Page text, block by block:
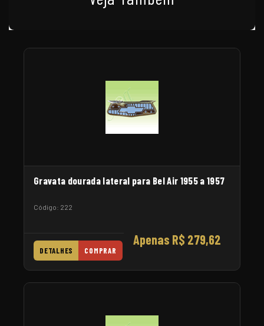
Gravata dourada lateral para Bel Air 1955 a 1957
Código: 222
Apenas R$ 279,62
DETALHES COMPRAR